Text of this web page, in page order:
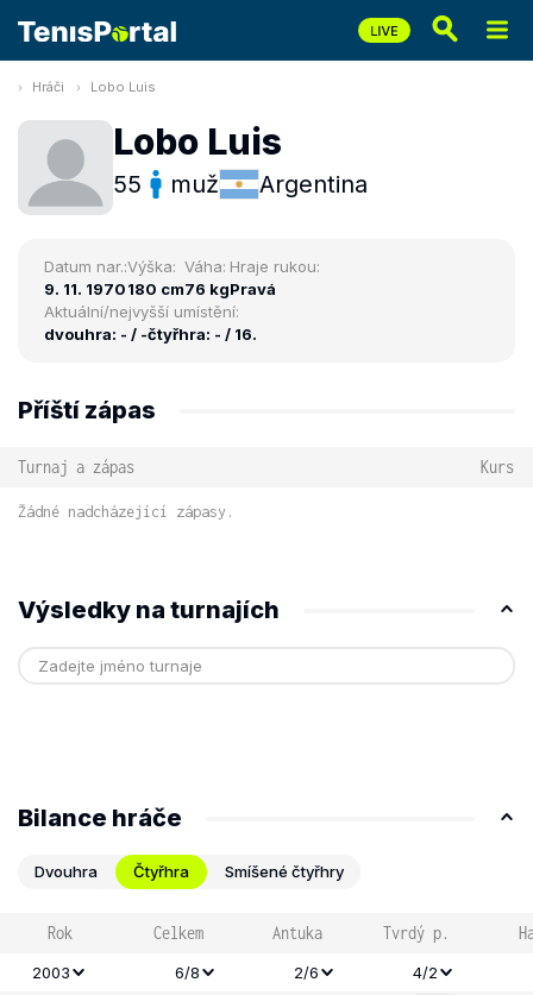
Hráči Lobo Luis
Lobo Luis
55 muž Argentina
Datum nar.:
9. 11. 1970
Výška:
180 cm
Váha:
76 kg
Hraje rukou:
Pravá
Aktuální/nejvyšší umístění:
dvouhra: - / -čtyřhra: - / 16.
Příští zápas
Turnaj a zápas Kurs
Žádné nadcházející zápasy.
Výsledky na turnajích
Bilance hráče
Dvouhra Čtyřhra Smíšené čtyřhry
Rok Celkem Antuka Tvrdý p.
2003 6/8 2/6
4/2